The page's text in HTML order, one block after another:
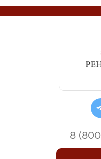
8